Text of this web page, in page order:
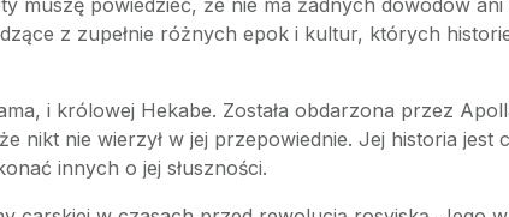
muszę powiedzieć, że nie ma żadnych dowodów
z zupełnie różnych epok i kultur, których
i królowej Hekabe. Została obdarzona przez
nikt nie wierzył w jej przepowiednie. Jej historia jest
innych o jej słuszności.